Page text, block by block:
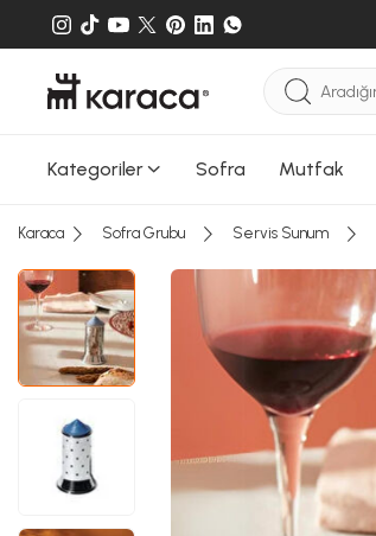
Kategoriler Sofra Mutfak
Karaca Sofra Grubu Servis Sunum